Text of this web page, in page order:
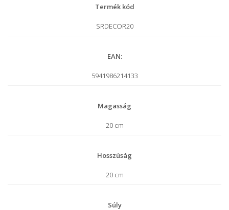
Termék kód
SRDECOR20
EAN:
5941986214133
Magasság
20 cm
Hosszúság
20 cm
Súly